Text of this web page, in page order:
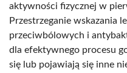
aktywności fizycznej w
Przestrzeganie wskazania
przeciwbólowych i
dla efektywnego procesu
się lub pojawiają się inne